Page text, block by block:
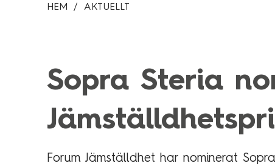
HEM AKTUELLT
Sopra Steria
Forum Jämställdhet har nominerat